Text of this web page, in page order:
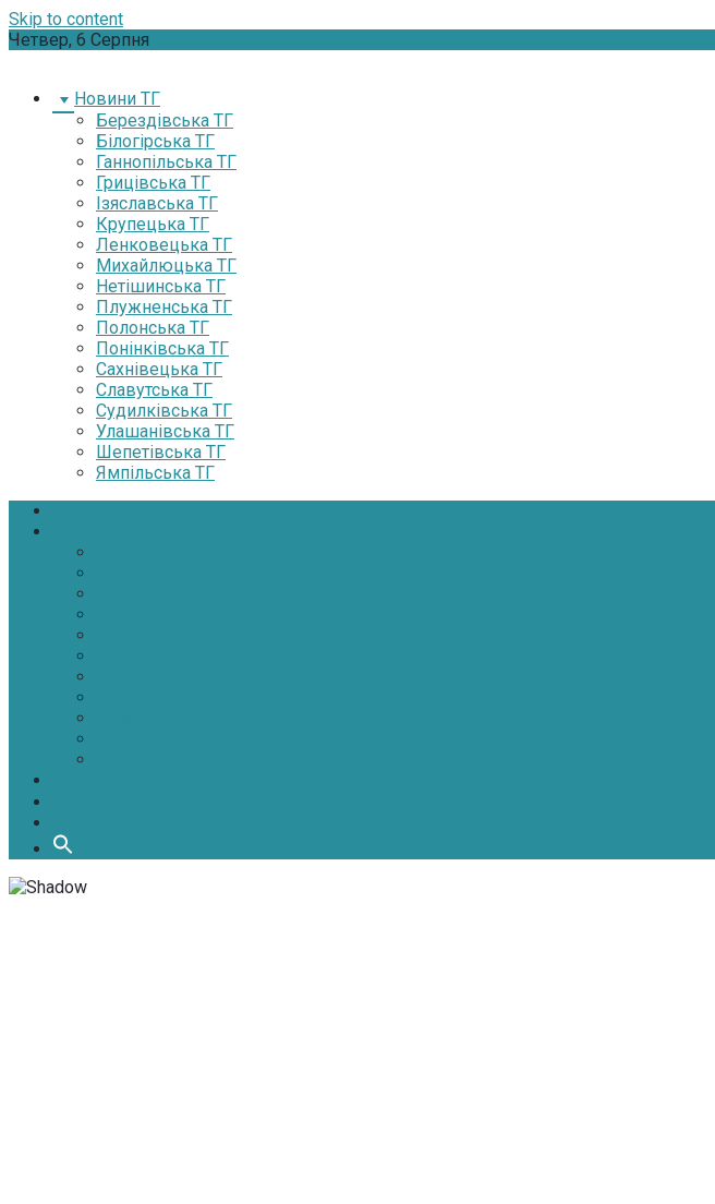
Skip to content
Четвер, 6 Серпня
Новини ТГ
Берездівська ТГ
Білогірська ТГ
Ганнопільська ТГ
Грицівська ТГ
Ізяславська ТГ
Крупецька ТГ
Ленковецька ТГ
Михайлюцька ТГ
Нетішинська ТГ
Плужненська ТГ
Полонська ТГ
Понінківська ТГ
Сахнівецька ТГ
Славутська ТГ
Судилківська ТГ
Улашанівська ТГ
Шепетівська ТГ
Ямпільська ТГ